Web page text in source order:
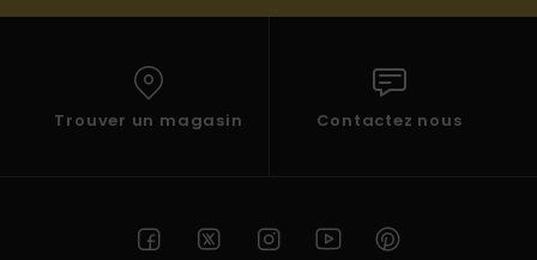
Trouver un magasin Contactez nous